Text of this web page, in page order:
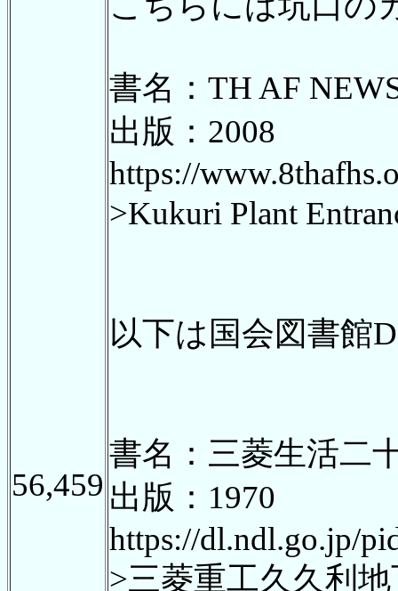
56,459
書名：TH AF
出版：2008
https://
>Kukuri Plant
以下は国会図書館
書名：三菱生活二
出版：1970
https://dl.ndl.go.jp/
>三菱重工久久利